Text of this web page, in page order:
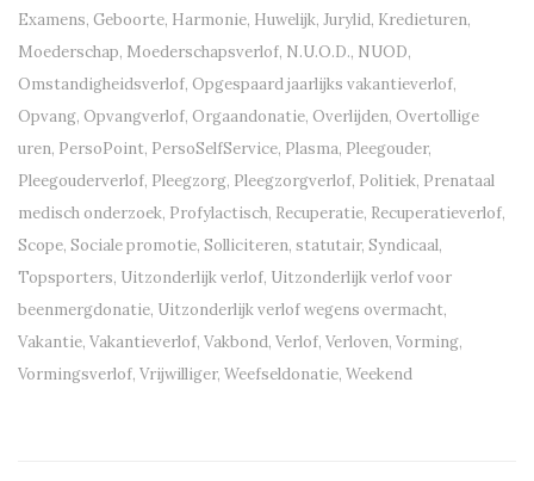
Examens, Geboorte, Harmonie, Huwelijk, Jurylid, Kredieturen,
Moederschap, Moederschapsverlof, N.U.O.D., NUOD,
Omstandigheidsverlof, Opgespaard jaarlijks vakantieverlof,
Opvang, Opvangverlof, Orgaandonatie, Overlijden, Overtollige
uren, PersoPoint, PersoSelfService, Plasma, Pleegouder,
Pleegouderverlof, Pleegzorg, Pleegzorgverlof, Politiek, Prenataal
medisch onderzoek, Profylactisch, Recuperatie, Recuperatieverlof,
Scope, Sociale promotie, Solliciteren, statutair, Syndicaal,
Topsporters, Uitzonderlijk verlof, Uitzonderlijk verlof voor
beenmergdonatie, Uitzonderlijk verlof wegens overmacht,
Vakantie, Vakantieverlof, Vakbond, Verlof, Verloven, Vorming,
Vormingsverlof, Vrijwilliger, Weefseldonatie, Weekend